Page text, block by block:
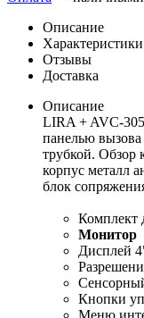
Описание
Характеристики
Отзывы
Доставка
Описание
LIRA + AVC-
панелью
трубкой. Обзор
корпус металл
блок
Комплект
Монитор
Дисплей
Кнопки